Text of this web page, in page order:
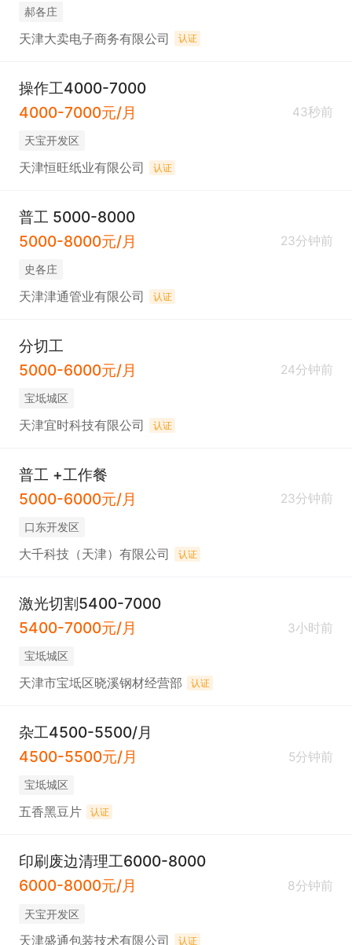
郝各庄
天津大卖电子商务有限公司 认证
操作工4000-7000
4000-7000元/月
43秒前
天宝开发区
天津恒旺纸业有限公司 认证
普工 5000-8000
5000-8000元/月
23分钟前
史各庄
天津津通管业有限公司 认证
分切工
5000-6000元/月
24分钟前
宝坻城区
天津宜时科技有限公司 认证
普工 +工作餐
5000-6000元/月
23分钟前
口东开发区
大千科技（天津）有限公司 认证
激光切割5400-7000
5400-7000元/月
3小时前
宝坻城区
天津市宝坻区晓溪钢材经营部 认证
杂工4500-5500/月
4500-5500元/月
5分钟前
宝坻城区
五香黑豆片 认证
印刷废边清理工6000-8000
6000-8000元/月
8分钟前
天宝开发区
天津盛通包装技术有限公司 认证